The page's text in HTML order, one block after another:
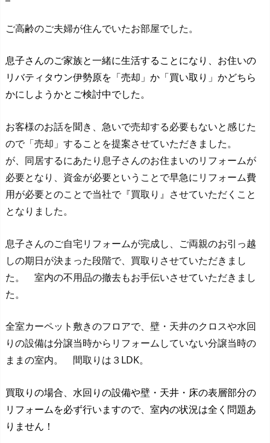
ご高齢のご夫婦が住んでいたお部屋でした。
息子さんのご家族と一緒に生活することになり、お住いの
リバティタウン伊勢原を「売却」か「買い取り」かどちら
かにしようかとご検討中でした。
お客様のお話を聞き、急いで売却する必要もないと感じた
ので「売却」することを提案させていただきました。
が、同居するにあたり息子さんのお住まいのリフォームが
必要となり、資金が必要ということで早急にリフォーム費
用が必要とのことで当社で『買取り』させていただくこと
となりました。
息子さんのご自宅リフォームが完成し、ご両親のお引っ越
しの期日が決まった段階で、買取りさせていただきまし
た。 室内の不用品の撤去もお手伝いさせていただきまし
た。
全室カーペット敷きのフロアで、壁・天井のクロスや水回
りの設備は分譲当時からリフォームしていない分譲当時の
ままの室内。 間取りは３LDK。
買取りの場合、水回りの設備や壁・天井・床の表層部分の
リフォームを必ず行いますので、室内の状況は全く問題あ
りません！